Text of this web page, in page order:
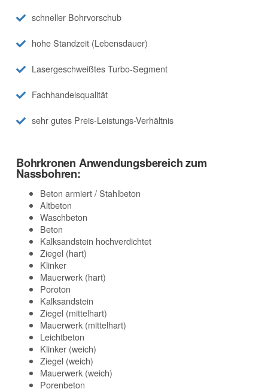
schneller Bohrvorschub
hohe Standzeit (Lebensdauer)
Lasergeschweißtes Turbo-Segment
Fachhandelsqualität
sehr gutes Preis-Leistungs-Verhältnis
Bohrkronen Anwendungsbereich zum
Nassbohren:
Beton armiert / Stahlbeton
Altbeton
Waschbeton
Beton
Kalksandstein hochverdichtet
Ziegel (hart)
Klinker
Mauerwerk (hart)
Poroton
Kalksandstein
Ziegel (mittelhart)
Mauerwerk (mittelhart)
Leichtbeton
Klinker (weich)
Ziegel (weich)
Mauerwerk (weich)
Porenbeton